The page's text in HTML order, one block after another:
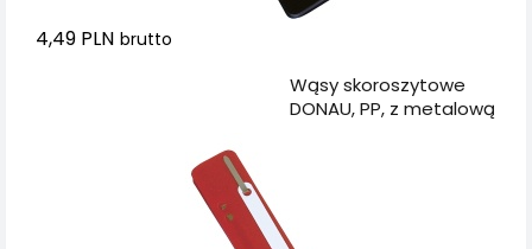
4,49 PLN brutto
Wąsy skoroszytowe
DONAU, PP, z metalową